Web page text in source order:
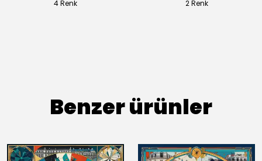
4 Renk 2 Renk
Benzer ürünler